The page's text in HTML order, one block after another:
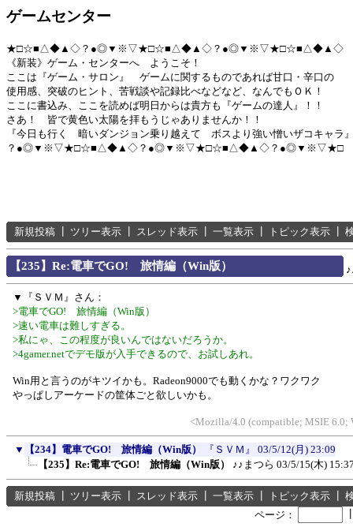
ゲームセンター
★□☆■△◆▲◇？●◎▼※▽★□☆■△◆▲◇？●◎▼※▽★□☆■△◆▲◇
《新装》ゲーム・センターへ ようこそ！
ここは『ゲーム・サロン』 ゲームに関するものであれば甘口・辛口の
使用感、突破のヒント、苦戦談や記録比べなどなど、なんでもＯＫ！
ここに書込み、ここを読めば明日からは貴方も『ゲームの達人』！！
さあ！ 皆で黄色い太陽を拝もうじゃありませんか！！
『今日も行く 暗いダンジョン乗り越えて ボスより強い憎いザコキャラ
？●◎▼※▽★□☆■△◆▲◇？●◎▼※▽★□☆■△◆▲◇？●◎▼※▽★□
新規投稿 ツリー表示 スレッド表示 一覧表示 トピック表示
【235】Re:電車でGO! 旅情編（Win版）
▼『ＳＶＭ』さん：
>電車でGO! 旅情編（Win版）
>速い電車は難しすぎる。
>私にゃ、この程度が良いんではないだろうか。
>4gamer.netでデモ版が入手できるので、お試しあれ。
Win用と言うのがキツイかも。Radeon9000でも動くかな？ワクワク
やっぱしアーケードの筐体ごと欲しいかも。
<Mozilla/4.0 (compatible; MSIE 6.0;
▼ 【234】電車でGO! 旅情編（Win版） 『ＳＶＭ』 03/5/12(月) 23:09
【235】Re:電車でGO! 旅情編（Win版） ♪♪まつら 03/5/15(木)
新規投稿 ツリー表示 スレッド表示 一覧表示 トピック表示
ページ：